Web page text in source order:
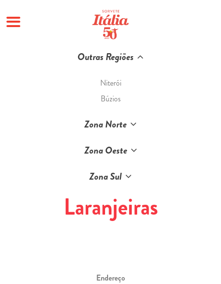
Pular
para
conteúdo
Outras Regiões
Niterói
Búzios
Zona Norte
Zona Oeste
Zona Sul
Laranjeiras
Endereço